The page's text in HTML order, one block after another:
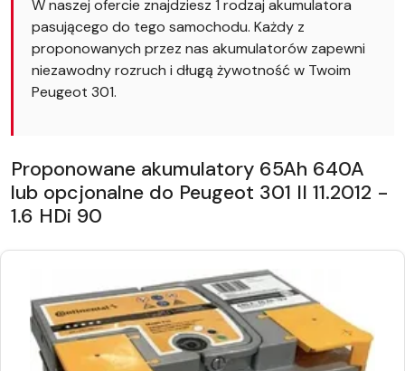
W naszej ofercie znajdziesz 1 rodzaj akumulatora
pasującego do tego samochodu. Każdy z
proponowanych przez nas akumulatorów zapewni
niezawodny rozruch i długą żywotność w Twoim
Peugeot 301.
Proponowane akumulatory 65Ah 640A
lub opcjonalne do Peugeot 301 II 11.2012 -
1.6 HDi 90